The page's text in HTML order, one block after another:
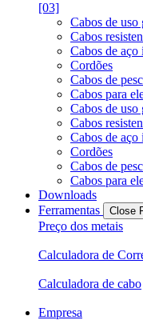
[03]
Cabos de uso
Cabos
Cabos de
Cordões
Cabos de
Cabos para
Cabos de uso
Cabos
Cabos de
Cordões
Cabos de
Cabos para
Downloads
Ferramentas
Close
Preço dos metais
Calculadora de
Calculadora de cabo
Empresa